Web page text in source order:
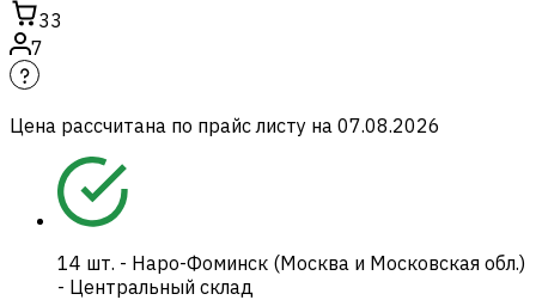
33
7
Цена рассчитана по прайс листу на 07.08.2026
14 шт. - Наро-Фоминск (Москва и Московская обл.)
- Центральный склад